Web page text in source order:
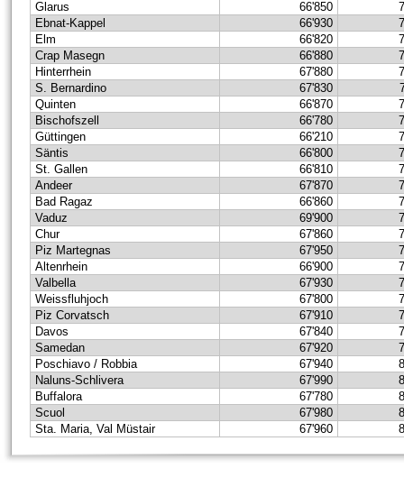
Glarus
66'850
Ebnat-Kappel
66'930
Elm
66'820
Crap Masegn
66'880
Hinterrhein
67'880
S. Bernardino
67'830
Quinten
66'870
Bischofszell
66'780
Güttingen
66'210
Säntis
66'800
St. Gallen
66'810
Andeer
67'870
Bad Ragaz
66'860
Vaduz
69'900
Chur
67'860
Piz Martegnas
67'950
Altenrhein
66'900
Valbella
67'930
Weissfluhjoch
67'800
Piz Corvatsch
67'910
Davos
67'840
Samedan
67'920
Poschiavo / Robbia
67'940
Naluns-Schlivera
67'990
Buffalora
67'780
Scuol
67'980
Sta. Maria, Val Müstair
67'960